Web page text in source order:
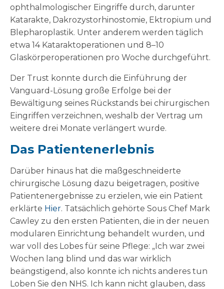
ophthalmologischer Eingriffe durch, darunter
Katarakte, Dakrozystorhinostomie, Ektropium und
Blepharoplastik. Unter anderem werden täglich
etwa 14 Kataraktoperationen und 8–10
Glaskörperoperationen pro Woche durchgeführt.
Der Trust konnte durch die Einführung der
Vanguard-Lösung große Erfolge bei der
Bewältigung seines Rückstands bei chirurgischen
Eingriffen verzeichnen, weshalb der Vertrag um
weitere drei Monate verlängert wurde.
Das Patientenerlebnis
Darüber hinaus hat die maßgeschneiderte
chirurgische Lösung dazu beigetragen, positive
Patientenergebnisse zu erzielen, wie ein Patient
erklärte Hier. Tatsächlich gehörte Sous Chef Mark
Cawley zu den ersten Patienten, die in der neuen
modularen Einrichtung behandelt wurden, und
war voll des Lobes für seine Pflege: „Ich war zwei
Wochen lang blind und das war wirklich
beängstigend, also konnte ich nichts anderes tun
Loben Sie den NHS. Ich kann nicht glauben, dass